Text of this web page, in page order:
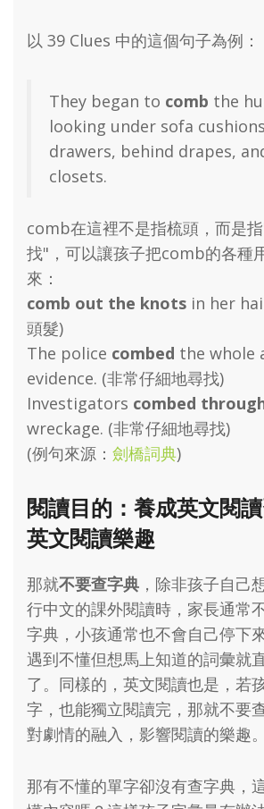
以 39 Clues 中的這個句子為例：
They began to comb the
looking under sofa
drawers, behind drapes,
closets.
comb在這裡不是指梳頭，而是
找"，可以讓孩子把comb的各種
來：
comb out the knots in her
頭髮)
The police combed the whole
evidence. (非常仔細地尋找)
Investigators combed
wreckage. (非常仔細地尋找)
(例句來源： 劍橋詞典)
閱讀目的：養成英文閱
英文閱讀樂趣
那就不要查字典 ，除非孩子自己
行中文的課外閱讀時，家長通常
字典，小孩通常也不會自己停下
遇到不懂但想馬上知道的詞彙就
了。同樣的，英文閱讀也是，若
字，也能獨立閱讀完，那就不要
對劇情的融入，影響閱讀的樂趣。
那有不懂的單字卻沒有查字典，